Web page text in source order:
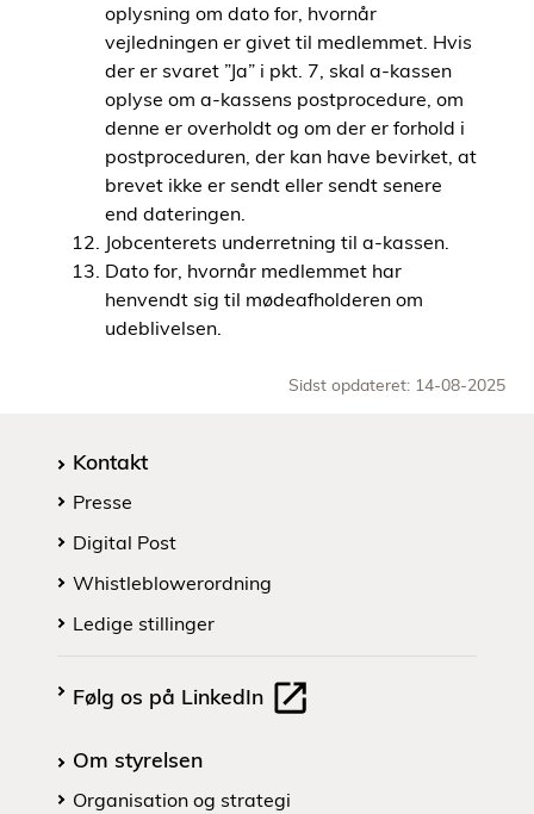
oplysning om dato for, hvornår
vejledningen er givet til medlemmet. Hvis
der er svaret ”Ja” i pkt. 7, skal a-kassen
oplyse om a-kassens postprocedure, om
denne er overholdt og om der er forhold i
postproceduren, der kan have bevirket, at
brevet ikke er sendt eller sendt senere
end dateringen.
Jobcenterets underretning til a-kassen.
Dato for, hvornår medlemmet har
henvendt sig til mødeafholderen om
udeblivelsen.
Sidst opdateret: 14-08-2025
Kontakt
Presse
Digital Post
Whistleblowerordning
Ledige stillinger
Følg os på LinkedIn
Om styrelsen
Organisation og strategi